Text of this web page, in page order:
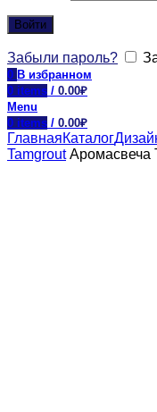
Войти
Забыли пароль?
0 В избранном
0 items / 0.00₽
Menu
0 items / 0.00₽
ГлавнаяКаталог
TamgroutАромасвеча